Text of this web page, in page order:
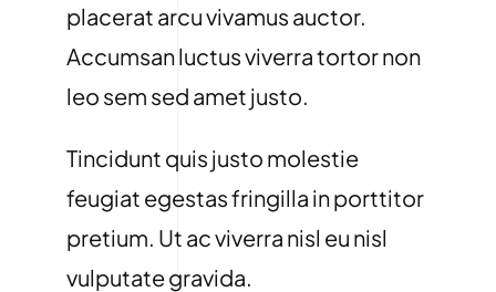
placerat arcu vivamus auctor.
Accumsan luctus viverra tortor non
leo sem sed amet justo.
Tincidunt quis justo molestie
feugiat egestas fringilla in porttitor
pretium. Ut ac viverra nisl eu nisl
vulputate gravida.